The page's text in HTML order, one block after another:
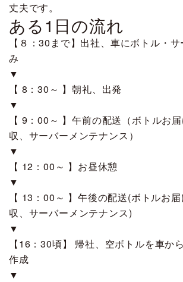
丈夫です。
ある1日の流れ
【８：30まで】出社、車にボトル・
み
▼
【 8：30～ 】朝礼、出発
▼
【 9：00～ 】午前の配送（ボトルお
収、サーバーメンテナンス）
▼
【 12：00～ 】お昼休憩
▼
【 13：00～ 】午後の配送(ボトルお
収、サーバーメンテナンス)
▼
【16：30頃】 帰社、空ボトルを車か
作成
▼